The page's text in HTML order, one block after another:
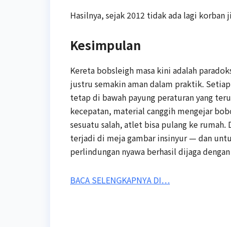
Hasilnya, sejak 2012 tidak ada lagi
Kesimpulan
Kereta bobsleigh masa kini adalah
justru semakin aman dalam praktik.
tetap di bawah payung peraturan yang
kecepatan, material canggih mengejar
sesuatu salah, atlet bisa pulang ke
terjadi di meja gambar insinyur — dan
perlindungan nyawa berhasil dijaga
BACA SELENGKAPNYA DI…